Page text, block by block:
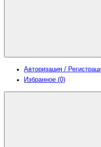
Авторизация /
Избранное (0)